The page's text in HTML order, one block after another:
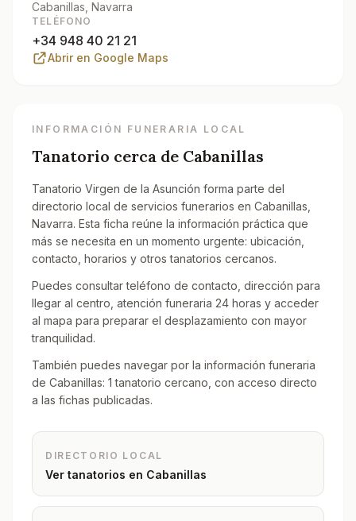
Cabanillas , Navarra
TELÉFONO
+34 948 40 21 21
Abrir en Google Maps
INFORMACIÓN FUNERARIA LOCAL
Tanatorio cerca de Cabanillas
Tanatorio Virgen de la Asunción forma parte del
directorio local de servicios funerarios en Cabanillas,
Navarra. Esta ficha reúne la información práctica que
más se necesita en un momento urgente: ubicación,
contacto, horarios y otros tanatorios cercanos.
Puedes consultar teléfono de contacto, dirección para
llegar al centro, atención funeraria 24 horas y acceder
al mapa para preparar el desplazamiento con mayor
tranquilidad.
También puedes navegar por la información funeraria
de Cabanillas: 1 tanatorio cercano, con acceso directo
a las fichas publicadas.
DIRECTORIO LOCAL
Ver tanatorios en Cabanillas